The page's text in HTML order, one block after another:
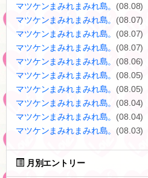
マツケンまみれまみれ島。 (08.08)
マツケンまみれまみれ島。 (08.07)
マツケンまみれまみれ島。 (08.07)
マツケンまみれまみれ島。 (08.07)
マツケンまみれまみれ島。 (08.06)
マツケンまみれまみれ島。 (08.05)
マツケンまみれまみれ島。 (08.05)
マツケンまみれまみれ島。 (08.04)
マツケンまみれまみれ島。 (08.04)
マツケンまみれまみれ島。 (08.03)
月別エントリー